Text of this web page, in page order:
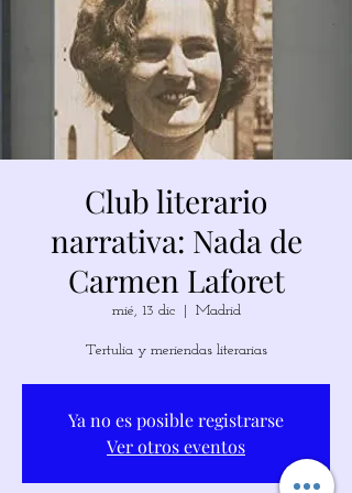
Club literario
narrativa: Nada de
Carmen Laforet
mié, 13 dic
  |
Madrid
Tertulia y meriendas literarias
Ya no es posible registrarse
Ver otros eventos